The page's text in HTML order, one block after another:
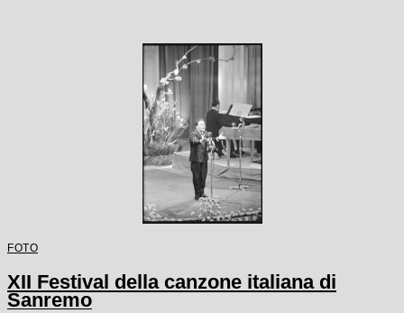
FOTO
XII Festival della canzone italiana di
Sanremo